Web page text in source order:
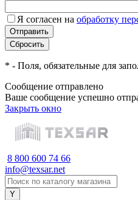
Я согласен на обработку
* - Поля, обязательные для
Сообщение отправлено
Ваше сообщение успешно
Закрыть окно
8 800 600 74 66
info@texsar.net